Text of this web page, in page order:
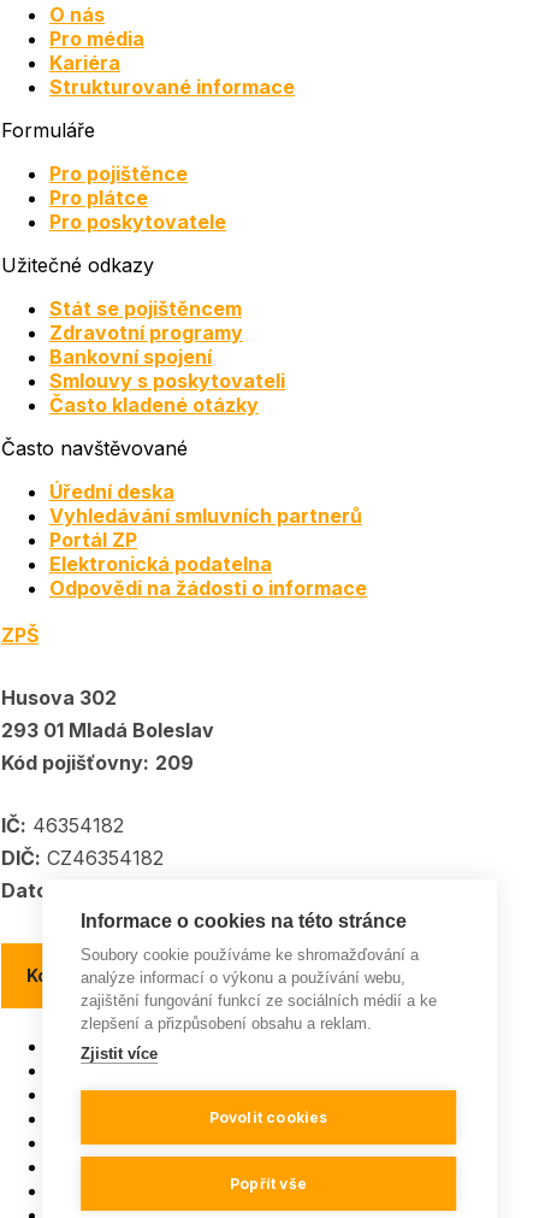
O nás
Pro média
Kariéra
Strukturované informace
Formuláře
Pro pojištěnce
Pro plátce
Pro poskytovatele
Užitečné odkazy
Stát se pojištěncem
Zdravotní programy
Bankovní spojení
Smlouvy s poskytovateli
Často kladené otázky
Často navštěvované
Úřední deska
Vyhledávání smluvních partnerů
Portál ZP
Elektronická podatelna
Odpovědi na žádosti o informace
ZPŠ
Husova 302
293 01 Mladá Boleslav
Kód pojišťovny: 209
IČ: 46354182
DIČ: CZ46354182
Datové schránka:
Kontakty a kontaktní místa
Pojišťovna roku
ISO 9001
Všeobecná pravidla soutěží
Mapa webu
Informace o cookies na této stránce
Soubory cookie používáme ke shromažďování a
analýze informací o výkonu a používání webu,
zajištění fungování funkcí ze sociálních médií a ke
zlepšení a přizpůsobení obsahu a reklam.
Zjistit více
Povolit cookies
Popřít vše